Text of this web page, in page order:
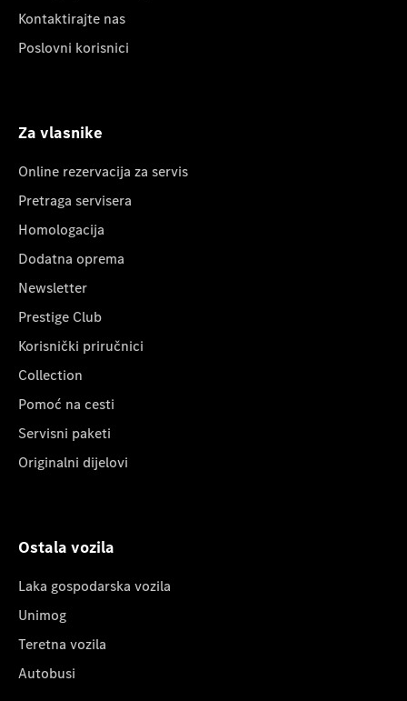
Kontaktirajte nas
Poslovni korisnici
Za vlasnike
Online rezervacija za servis
Pretraga servisera
Homologacija
Dodatna oprema
Newsletter
Prestige Club
Korisnički priručnici
Collection
Pomoć na cesti
Servisni paketi
Originalni dijelovi
Ostala vozila
Laka gospodarska vozila
Unimog
Teretna vozila
Autobusi